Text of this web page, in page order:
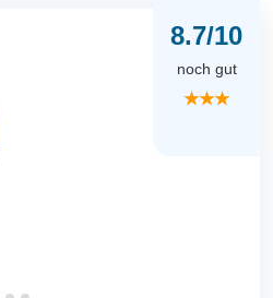
8.7/10
noch gut
★★★